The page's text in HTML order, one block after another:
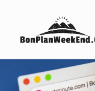
contenu